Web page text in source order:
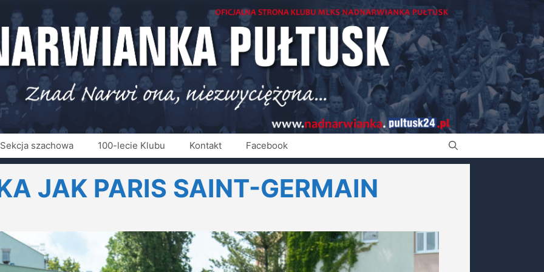
Sekcja szachowa 100-lecie Klubu Kontakt Facebook
JAK PARIS SAINT-GERMAIN